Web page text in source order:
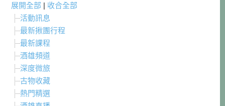
展開全部 | 收合全部
活動訊息
最新揪團行程
最新課程
酒雄頻道
深度微旅
古物收藏
熱門精選